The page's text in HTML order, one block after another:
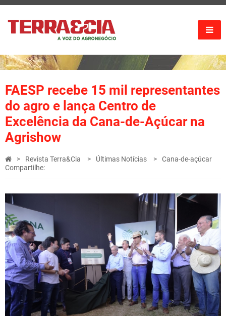
FAESP recebe 15 mil representantes
do agro e lança Centro de
Excelência da Cana-de-Açúcar na
Agrishow
Revista Terra&Cia Últimas Notícias
Cana-de-açúcar
Compartilhe: